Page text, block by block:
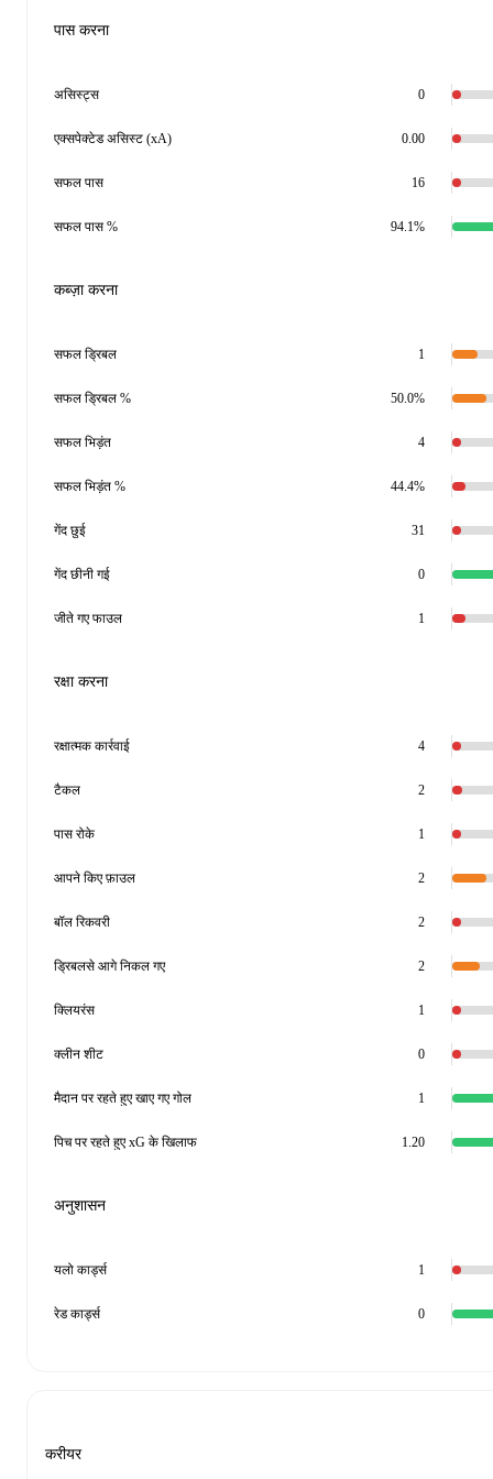
पास करना
असिस्ट्स 0
एक्सपेक्टेड असिस्ट (xA) 0.00
सफल पास 16
सफल पास % 94.1%
कब्ज़ा करना
सफल ड्रिबल 1
सफल ड्रिबल % 50.0%
सफल भिड़ंत 4
सफल भिड़ंत % 44.4%
गेंद छुई 31
गेंद छीनी गई 0
जीते गए फाउल 1
रक्षा करना
रक्षात्मक कार्रवाई 4
टैकल 2
पास रोके 1
आपने किए फ़ाउल 2
बॉल रिकवरी 2
ड्रिबलसे आगे निकल गए 2
क्लियरंस 1
क्लीन शीट 0
मैदान पर रहते हुए खाए गए गोल 1
पिच पर रहते हुए xG के खिलाफ 1.20
अनुशासन
यलो कार्ड्स 1
रेड कार्ड्स 0
करीयर